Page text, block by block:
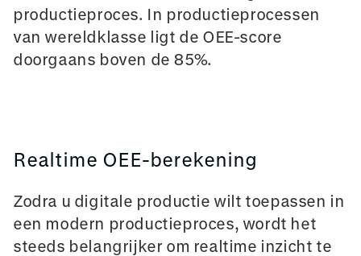
productieproces. In productieprocessen
van wereldklasse ligt de OEE-score
doorgaans boven de 85%.
Realtime OEE-berekening
Zodra u digitale productie wilt toepassen in
een modern productieproces, wordt het
steeds belangrijker om realtime inzicht te